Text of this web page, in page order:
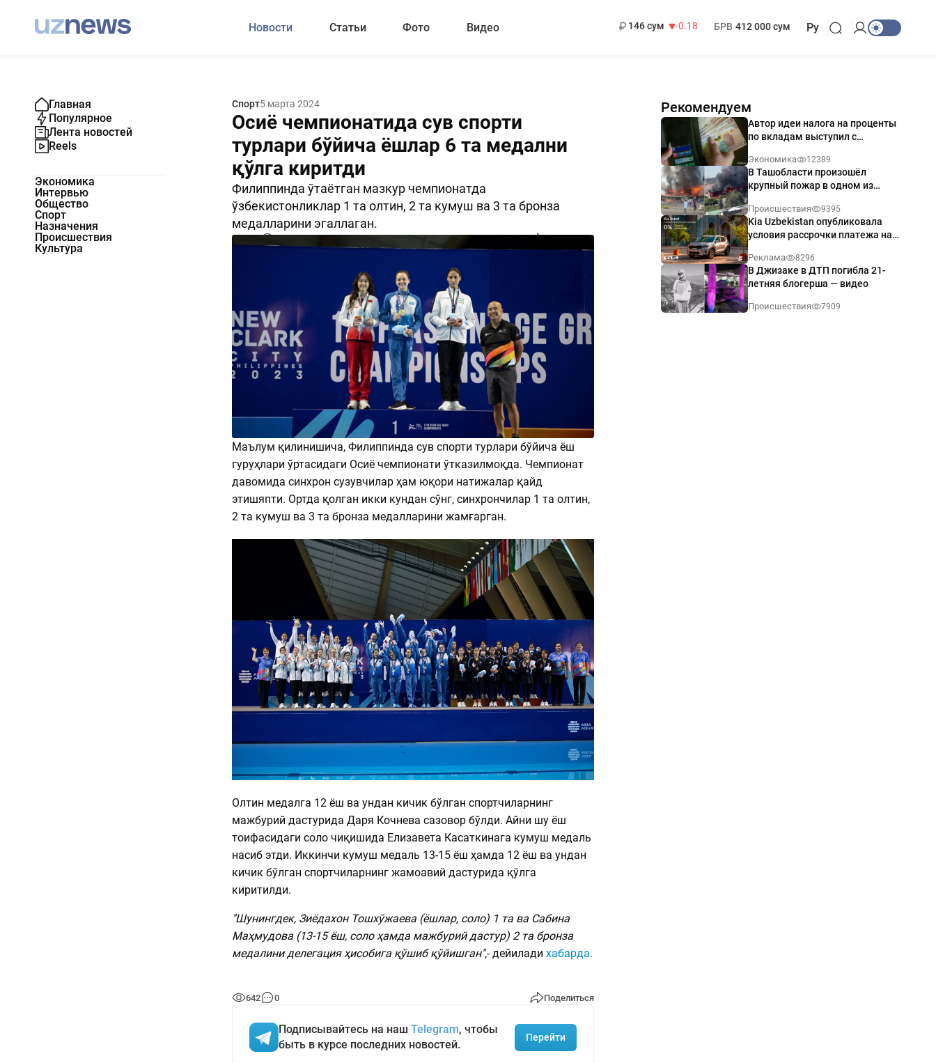
Новости Статьи Фото Видео
146 сум
-0.18
БРВ 412 000 сум Ру
Главная
Популярное
Лента новостей
Reels
Экономика
Интервью
Общество
Спорт
Назначения
Происшествия
Культура
Спорт5 марта 2024
Осиё чемпионатида сув спорти
турлари бўйича ёшлар 6 та медални
қўлга киритди
Филиппинда ўтаётган мазкур чемпионатда
ўзбекистонликлар 1 та олтин, 2 та кумуш ва 3 та бронза
медалларини эгаллаган.
Поделиться
Маълум қилинишича, Филиппинда сув спорти турлари бўйича ёш
гуруҳлари ўртасидаги Осиё чемпионати ўтказилмоқда. Чемпионат
давомида синхрон сузувчилар ҳам юқори натижалар қайд
этишяпти. Ортда қолган икки кундан сўнг, синхрончилар 1 та олтин,
2 та кумуш ва 3 та бронза медалларини жамғарган.
Олтин медалга 12 ёш ва ундан кичик бўлган спортчиларнинг
мажбурий дастурида Даря Кочнева сазовор бўлди. Айни шу ёш
тоифасидаги соло чиқишида Елизавета Касаткинага кумуш медаль
насиб этди. Иккинчи кумуш медаль 13-15 ёш ҳамда 12 ёш ва ундан
кичик бўлган спортчиларнинг жамоавий дастурида қўлга
киритилди.
"Шунингдек, Зиёдахон Тошхўжаева (ёшлар, соло) 1 та ва Сабина
Маҳмудова (13-15 ёш, соло ҳамда мажбурий дастур) 2 та бронза
медалини делегация ҳисобига қўшиб қўйишган",- дейилади хабарда.
642 0 Поделиться
Подписывайтесь на наш Telegram, чтобы
быть в курсе последних новостей.
Перейти
Рекомендуем
Автор идеи налога на проценты
по вкладам выступил с
Экономика 12389
В Ташобласти произошёл
крупный пожар в одном из
Происшествия 9395
Kia Uzbekistan опубликовала
условия рассрочки платежа на
годовых
Реклама 8296
В Джизаке в ДТП погибла 21-
летняя блогерша — видео
Происшествия 7909